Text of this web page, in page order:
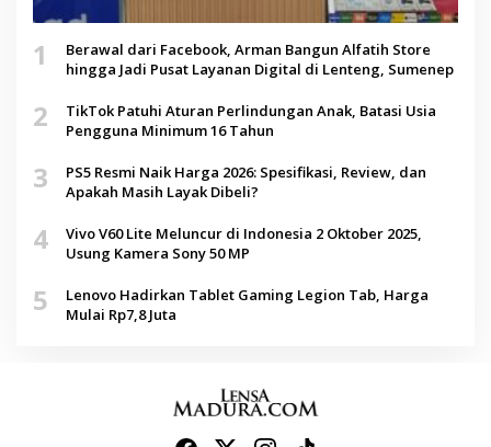
1
Berawal dari Facebook, Arman Bangun Alfatih Store
hingga Jadi Pusat Layanan Digital di Lenteng, Sumenep
2
TikTok Patuhi Aturan Perlindungan Anak, Batasi Usia
Pengguna Minimum 16 Tahun
3
PS5 Resmi Naik Harga 2026: Spesifikasi, Review, dan
Apakah Masih Layak Dibeli?
4
Vivo V60 Lite Meluncur di Indonesia 2 Oktober 2025,
Usung Kamera Sony 50 MP
5
Lenovo Hadirkan Tablet Gaming Legion Tab, Harga
Mulai Rp7,8 Juta